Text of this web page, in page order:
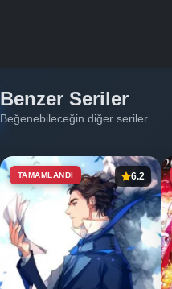
Benzer Seriler
Beğenebileceğin diğer seriler
TAMAMLANDI 6.2